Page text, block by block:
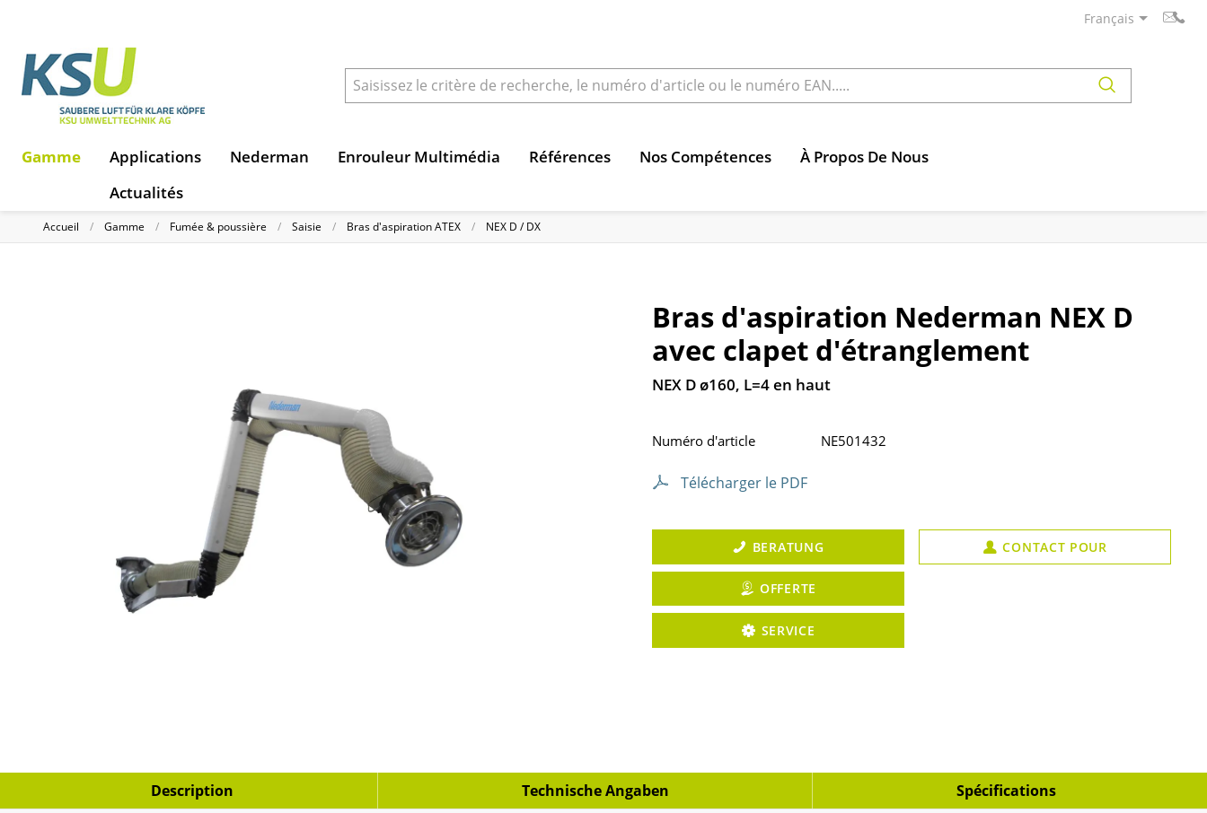
Français
Gamme Applications Nederman Enrouleur Multimédia Références Nos Compétences
À Propos De Nous
Actualités
Accueil Gamme Fumée & poussière Saisie Bras d'aspiration ATEX NEX D / DX
Bras d'aspiration Nederman NEX D
avec clapet d'étranglement
NEX D ø160, L=4 en haut
Télécharger le PDF
BERATUNG
OFFERTE
SERVICE
CONTACT POUR
Numéro d'article NE501432
Description Technische Angaben Spécifications